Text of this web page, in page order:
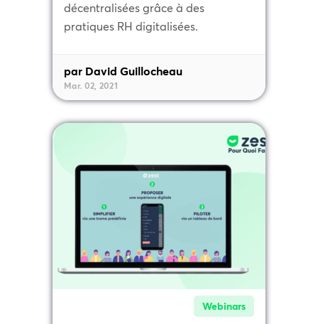
décentralisées grâce à des
pratiques RH digitalisées.
par David Guillocheau
Mar. 02, 2021
Webinars